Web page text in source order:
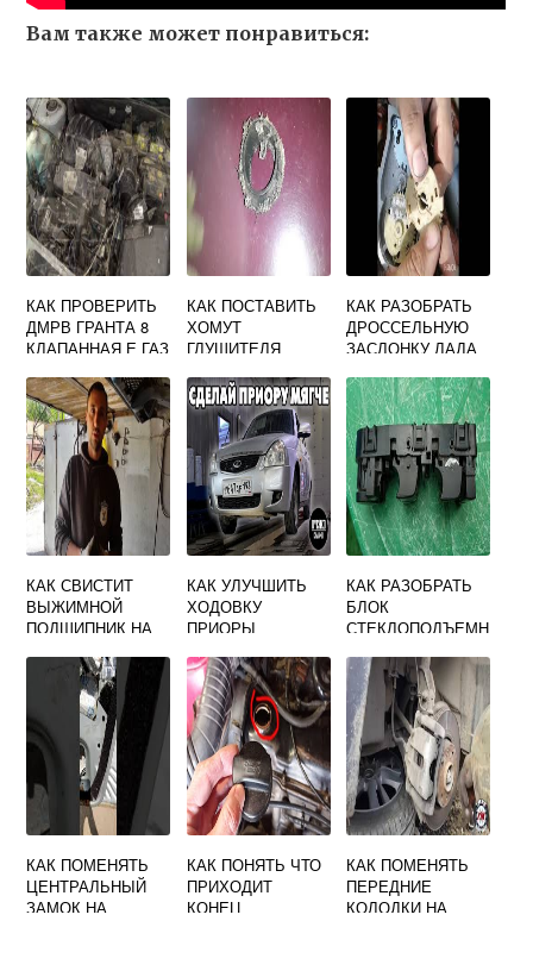
Вам также может понравиться:
КАК ПРОВЕРИТЬ
ДМРВ ГРАНТА 8
КЛАПАННАЯ Е ГАЗ
КАК ПОСТАВИТЬ
ХОМУТ
ГЛУШИТЕЛЯ
КАК РАЗОБРАТЬ
ДРОССЕЛЬНУЮ
ЗАСЛОНКУ ЛАДА
КАК СВИСТИТ
ВЫЖИМНОЙ
ПОДШИПНИК НА
КАК УЛУЧШИТЬ
ХОДОВКУ
ПРИОРЫ
КАК РАЗОБРАТЬ
БЛОК
СТЕКЛОПОДЪЕМН
КАК ПОМЕНЯТЬ
ЦЕНТРАЛЬНЫЙ
ЗАМОК НА
КАК ПОНЯТЬ ЧТО
ПРИХОДИТ
КОНЕЦ
КАК ПОМЕНЯТЬ
ПЕРЕДНИЕ
КОЛОДКИ НА